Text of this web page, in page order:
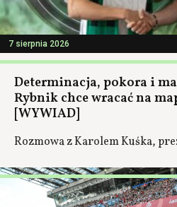
7 sierpnia 2026
Determinacja, pokora i
Rybnik chce wracać na
[WYWIAD]
Rozmowa z Karolem Kuśka,